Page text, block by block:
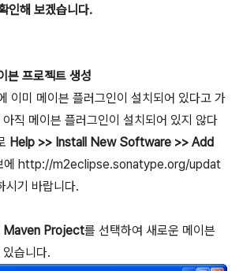
해 보겠습니다.
븐 프로젝트 생성
이미 메이븐 플러그인이 설치되어 있다고 가
직 메이븐 플러그인이 설치되어 있지 않다
Help >> Install New Software >> Add
에 http://m2eclipse.sonatype.org/updat
시기 바랍니다.
Maven Project를 선택하여 새로운 메이븐
습니다.